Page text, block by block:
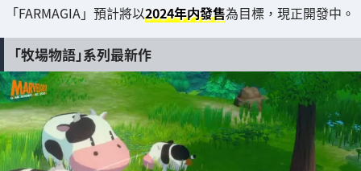
「FARMAGIA」預計將以2024年内發售為目標，現正開發中。
「牧場物語」系列最新作